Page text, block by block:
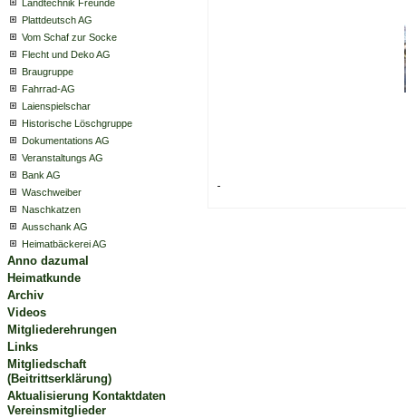
Landtechnik Freunde
Plattdeutsch AG
Vom Schaf zur Socke
Flecht und Deko AG
Braugruppe
Fahrrad-AG
Laienspielschar
Historische Löschgruppe
Dokumentations AG
Veranstaltungs AG
Bank AG
Waschweiber
Naschkatzen
Ausschank AG
Heimatbäckerei AG
Anno dazumal
Heimatkunde
Archiv
Videos
Mitgliederehrungen
Links
Mitgliedschaft
(Beitrittserklärung)
Aktualisierung Kontaktdaten
Vereinsmitglieder